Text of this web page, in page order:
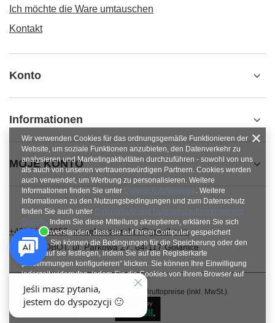
Ich möchte die Ware umtauschen
Kontakt
Konto
Informationen
MOJE KONTO
+48784454053 pawel.superrobot@gmail.com
SUPERROBOT,ul. Parkowa 27,64-117Gołanice
Im Shop präsentieren wir die Bruttopreise (inkl. MwSt.).
Wir verwenden Cookies für das ordnungsgemäße Funktionieren der
Website, um soziale Funktionen anzubieten, den Datenverkehr zu
analysieren und Marketingaktivitäten durchzuführen - sowohl von uns
als auch von unseren vertrauenswürdigen Partnern. Cookies werden
auch verwendet, um Werbung zu personalisieren. Weitere
Informationen finden Sie unter Datenschutzhinweise. Weitere
Informationen zu den Nutzungsbedingungen und zum Datenschutz
finden Sie auch unter Datenschutz und Nutzungsbedingungen von
Google. Indem Sie diese Mitteilung akzeptieren, erklären Sie sich
damit einverstanden, dass sie auf Ihrem Computer gespeichert
werden. Sie können die Bedingungen für die Speicherung oder den
Zugriff auf sie festlegen, indem Sie auf die Registerkarte
„Zustimmungen konfigurieren“ klicken. Sie können Ihre Einwilligung
jederzeit widerrufen, indem Sie die Cookies von Ihrem Browser auf
dem jeweiligen Endgerät löschen.
Schließen